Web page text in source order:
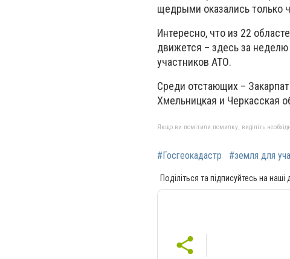
щедрыми оказались только
Интересно, что из 22
движется – здесь за
участников АТО.
Среди отстающих –
Хмельницкая и Черкасская
Якщо ви помітили помилку, виділіть
#Госгеокадастр #земля для
Поділіться та підписуйтесь на